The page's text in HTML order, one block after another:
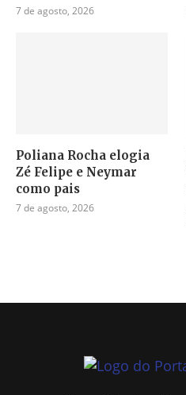
7 de agosto, 2026
Poliana Rocha elogia
Zé Felipe e Neymar
como pais
7 de agosto, 2026